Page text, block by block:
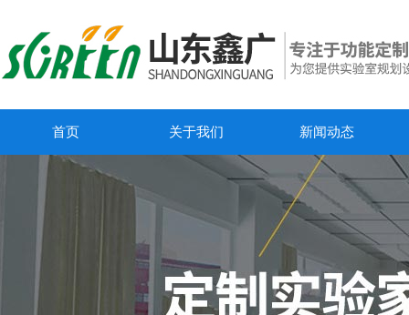
首页 关于我们 新闻动态